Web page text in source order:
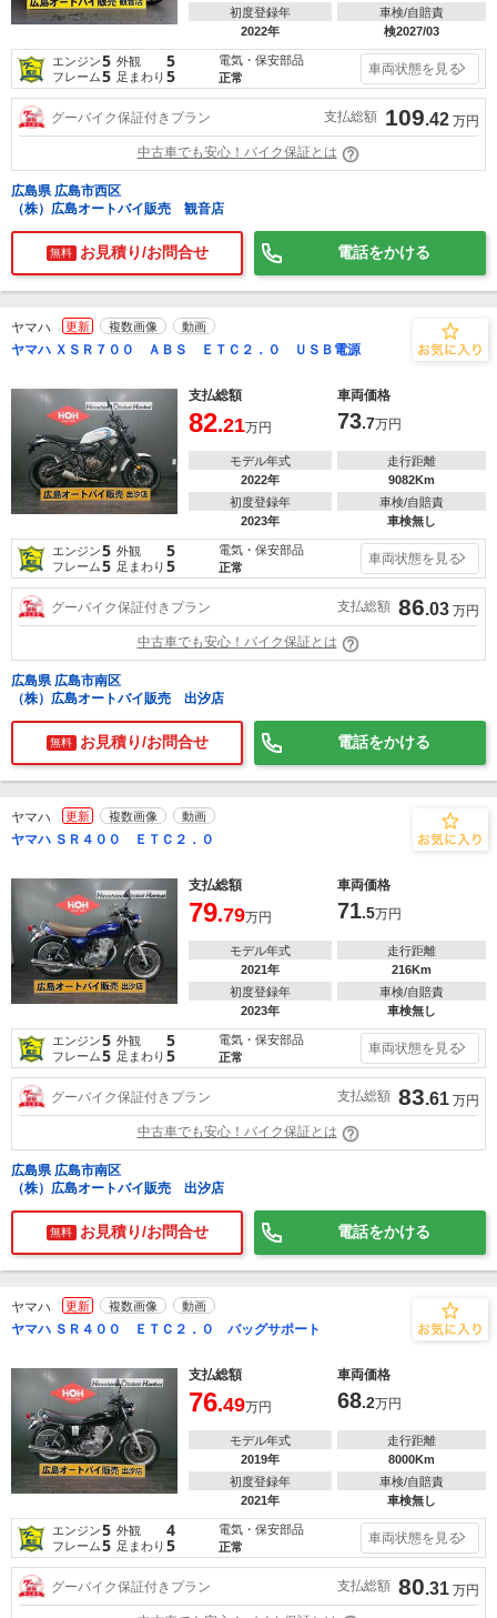
初度登録年
2022年
車検/自賠責
検2027/03
エンジン5 外観 5
フレーム5 足まわり 5
電気・保安部品
正常
車両状態を見る
グーバイク保証付きプラン 支払総額 109.42 万円
中古車でも安心！バイク保証とは
広島県 広島市西区
（株）広島オートバイ販売 観音店
無料 お見積り/お問合せ 電話をかける
ヤマハ 更新 複数画像 動画
ヤマハ ＸＳＲ７００ ＡＢＳ ＥＴＣ２．０ ＵＳＢ電源
支払総額 車両価格
82.21万円 73.7万円
モデル年式
2022年
走行距離
9082Km
初度登録年
2023年
車検/自賠責
車検無し
エンジン5 外観 5
フレーム5 足まわり 5
電気・保安部品
正常
車両状態を見る
グーバイク保証付きプラン 支払総額 86.03 万円
中古車でも安心！バイク保証とは
広島県 広島市南区
（株）広島オートバイ販売 出汐店
無料 お見積り/お問合せ 電話をかける
ヤマハ 更新 複数画像 動画
ヤマハ ＳＲ４００ ＥＴＣ２．０
支払総額 車両価格
79.79万円 71.5万円
モデル年式
2021年
走行距離
216Km
初度登録年
2023年
車検/自賠責
車検無し
エンジン5 外観 5
フレーム5 足まわり 5
電気・保安部品
正常
車両状態を見る
グーバイク保証付きプラン 支払総額 83.61 万円
中古車でも安心！バイク保証とは
広島県 広島市南区
（株）広島オートバイ販売 出汐店
無料 お見積り/お問合せ 電話をかける
ヤマハ 更新 複数画像 動画
ヤマハ ＳＲ４００ ＥＴＣ２．０ バッグサポート
支払総額 車両価格
76.49万円 68.2万円
モデル年式
2019年
走行距離
8000Km
初度登録年
2021年
車検/自賠責
車検無し
エンジン5 外観 4
フレーム5 足まわり 5
電気・保安部品
正常
車両状態を見る
グーバイク保証付きプラン 支払総額 80.31 万円